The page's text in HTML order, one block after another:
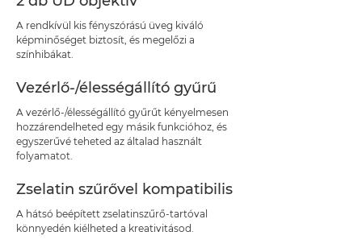
A rendkívül kis fényszórású üveg kiváló
képminőséget biztosít, és megelőzi a
színhibákat.
Vezérlő-/élességállító gyűrű
A vezérlő-/élességállító gyűrűt kényelmesen
hozzárendelheted egy másik funkcióhoz, és
egyszerűvé teheted az általad használt
folyamatot.
Zselatin szűrővel kompatibilis
A hátsó beépített zselatinszűrő-tartóval
könnyedén kiélheted a kreativitásod.